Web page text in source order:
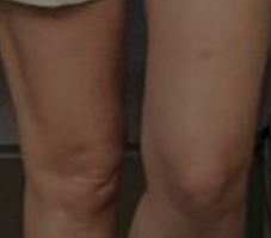
KONCEPCIÓK